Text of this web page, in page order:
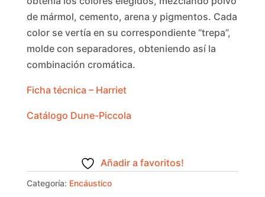
de mármol, cemento, arena y pigmentos. Cada
color se vertía en su correspondiente “trepa”,
molde con separadores, obteniendo así la
combinación cromática.
Ficha técnica – Harriet
Catálogo Dune-Piccola
Añadir a favoritos!
Categoría: Encáustico